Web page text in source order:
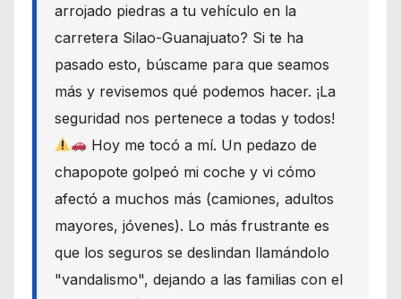
arrojado piedras a tu vehículo en la
carretera Silao-Guanajuato? Si te ha
pasado esto, búscame para que seamos
más y revisemos qué podemos hacer. ¡La
seguridad nos pertenece a todas y todos!
Hoy me tocó a mí. Un pedazo de
chapopote golpeó mi coche y vi cómo
afectó a muchos más (camiones, adultos
mayores, jóvenes). Lo más frustrante es
que los seguros se deslindan llamándolo
"vandalismo", dejando a las familias con el